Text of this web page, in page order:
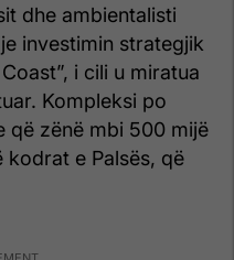
dhe ambientalisti
investimin strategjik
i cili u miratua
Kompleksi po
që zënë mbi 500 mijë
e Palsës, që